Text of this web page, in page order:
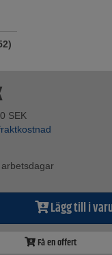
SEK
Lägg till i
Få en offert